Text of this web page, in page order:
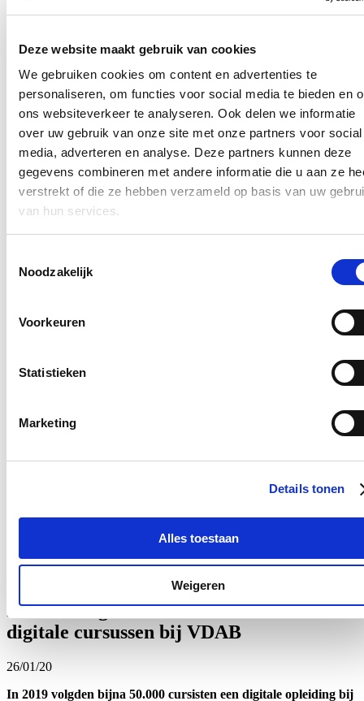
Deze website maakt gebruik van cookies
We gebruiken cookies om content en advertenties te
personaliseren, om functies voor social media te bieden en
ons websiteverkeer te analyseren. Ook delen we informatie
over uw gebruik van onze site met onze partners voor social
media, adverteren en analyse. Deze partners kunnen deze
gegevens combineren met andere informatie die u aan ze
verstrekt of die ze hebben verzameld op basis van uw
van hun services.
Noodzakelijk
Voorkeuren
Statistieken
Marketing
Details tonen
Alles toestaan
Weigeren
1,5 miljoen euro voor Artificiële
Intelligentie en Cybersecurity in West-
30/01/20
Vlaams minister van Economie, Innovatie en Werk Hilde
Crevits voorziet in 1,5 miljoen euro steun voor extra
opleidingen rond Artificiële Intelligentie en Cybersecurity in het
hoger onderwijs in West-Vlaanderen. Howest, Vives, KU
Leuven Campus Kulak Kortrijk, KU Leuven Campus Brugge
en UGent Campus Kortrijk kunnen met die middelen extra
opleidingen uitbouwen. Dat is belangrijk voor de bijscholing
Ontwikkelingsmaatschappij West-Vlaanderen.
doorstroomtrajecten sociale economie
De Vlaamse regering heeft op voorstel van Vlaams minister van
Sociale Economie Hilde Crevits haar tweede principiële
doorstroomtrajecten in de sociale economie. Werknemers in
kunnen doorstromen naar de reguliere sector. In dat geval
doorstroomstage. Nu komt er een vereenvoudiging voor de
goedkeuring van die stage zodat doelgroepwerknemers vlotter
In 2019 volgden 50.000 mensen 110.000
digitale cursussen bij VDAB
26/01/20
In 2019 volgden bijna 50.000 cursisten een digitale opleiding bij